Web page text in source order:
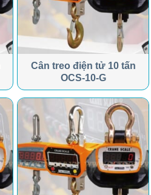
Cân treo điện tử 10 tấn
OCS-10-G